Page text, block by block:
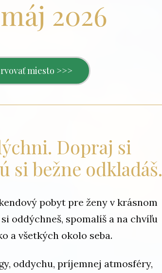
2026
miesto >>>
Dopraj si
si bežne odkladáš.
pobyt pre ženy v krásnom
oddýchneš, spomalíš a na chvíľu
a všetkých okolo seba.
oddychu, príjemnej atmosféry,